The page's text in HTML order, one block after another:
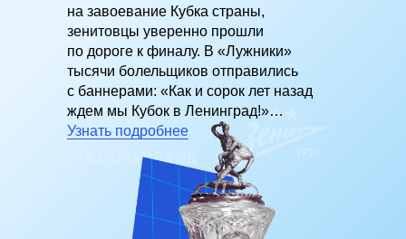
Глава 6.
на завоевание Кубка страны,
зенитовцы уверенно прошли
по дороге к финалу. В «Лужники»
тысячи болельщиков отправились
с баннерами: «Как и сорок лет назад
ждем мы Кубок в Ленинград!»…
Узнать подробнее